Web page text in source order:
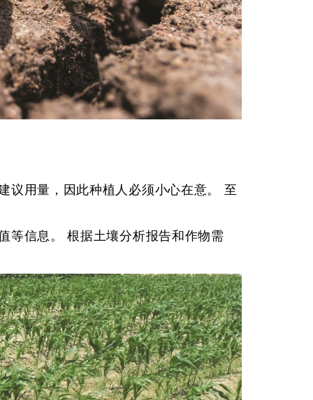
议用量，因此种植人必须小心在意。 至
等信息。 根据土壤分析报告和作物需